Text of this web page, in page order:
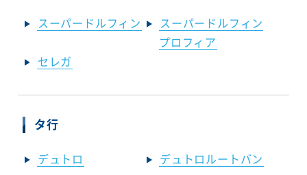
スーパードルフィン
スーパードルフィン
プロフィア
セレガ
タ行
デュトロ デュトロルートバン